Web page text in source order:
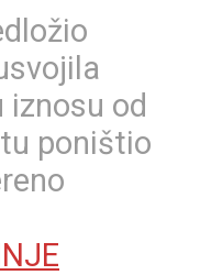
iznosu od
poništio